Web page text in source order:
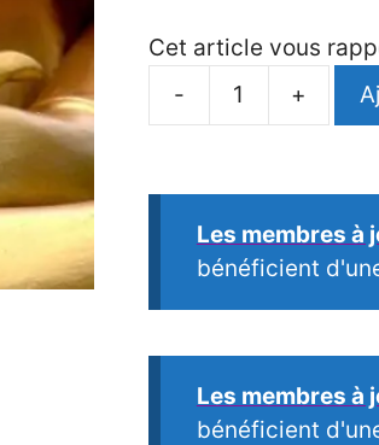
Cet article vous
-
Guru-
Disciple
:
sacré
+
Les membres à
bénéficient
Les membres à
bénéficient